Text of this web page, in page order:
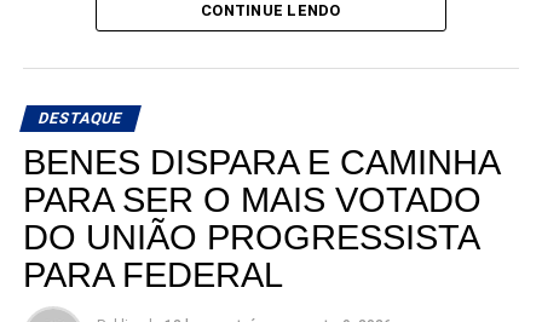
CONTINUE LENDO
DESTAQUE
BENES DISPARA E CAMINHA
PARA SER O MAIS VOTADO
DO UNIÃO PROGRESSISTA
PARA FEDERAL